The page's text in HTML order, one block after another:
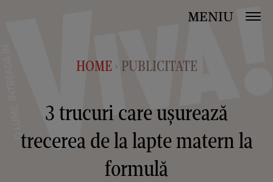
MENIU
HOME > PUBLICITATE
3 trucuri care ușurează
trecerea de la lapte matern la
formulă